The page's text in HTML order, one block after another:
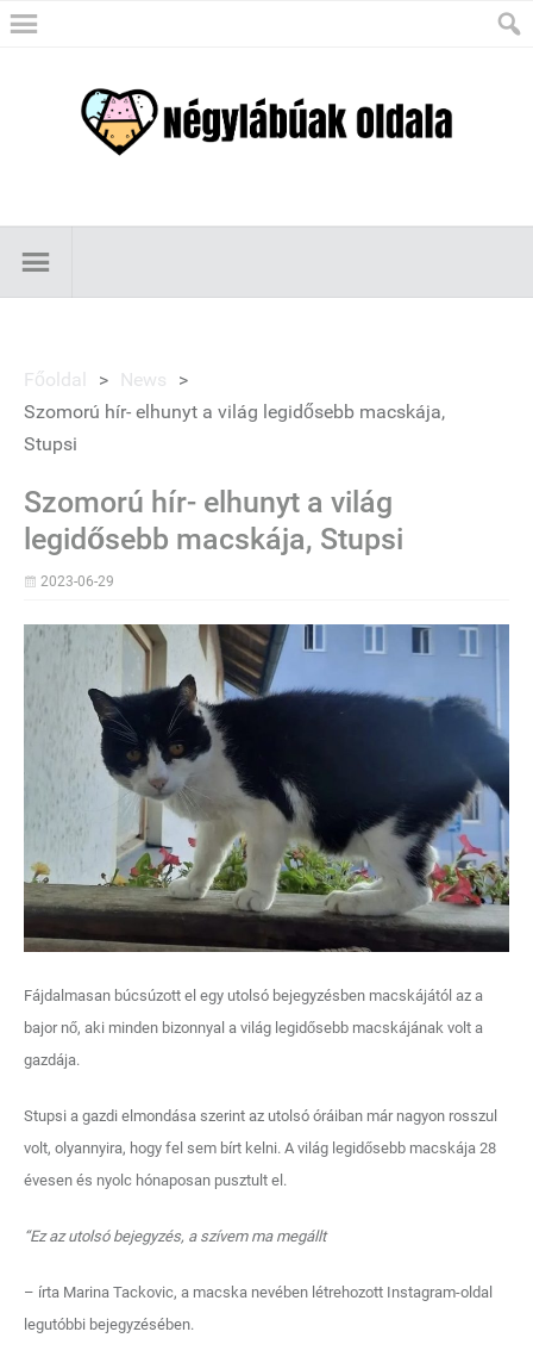
Főoldal > News
>
Szomorú hír- elhunyt a világ legidősebb macskája,
Stupsi
Szomorú hír- elhunyt a világ
legidősebb macskája, Stupsi
2023-06-29
Fájdalmasan búcsúzott el egy utolsó bejegyzésben macskájától az a
bajor nő, aki minden bizonnyal a világ legidősebb macskájának volt a
gazdája.
Stupsi a gazdi elmondása szerint az utolsó óráiban már nagyon rosszul
volt, olyannyira, hogy fel sem bírt kelni. A világ legidősebb macskája 28
évesen és nyolc hónaposan pusztult el.
“Ez az utolsó bejegyzés, a szívem ma megállt
– írta Marina Tackovic, a macska nevében létrehozott Instagram-oldal
legutóbbi bejegyzésében.